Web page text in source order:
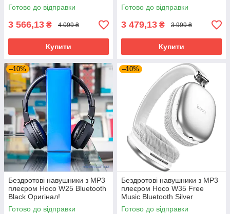
Готово до відправки
3 566,13 ₴ 4 099 ₴
Купити
Готово до відправки
3 479,13 ₴ 3 999 ₴
Купити
–10%
Бездротові навушники з MP3
плеєром Hoco W25 Bluetooth
Black Оригінал!
Готово до відправки
–10%
Бездротові навушники з MP3
плеєром Hoco W35 Free
Music Bluetooth Silver
Оригінал!
Готово до відправки